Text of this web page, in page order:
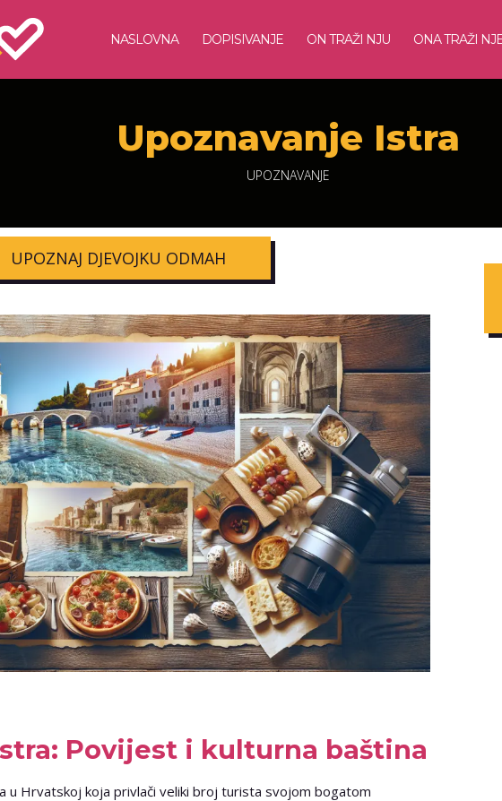
NASLOVNA DOPISIVANJE ON TRAŽI NJU ONA TRAŽI
Upoznavanje Istra
UPOZNAVANJE
UPOZNAJ DJEVOJKU ODMAH
Povijest i kulturna baština
u Hrvatskoj koja privlači veliki broj turista svojom bogatom